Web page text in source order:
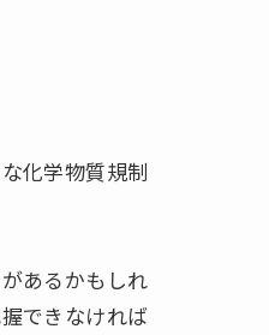
化学物質規制
あるかもしれ
できなければ